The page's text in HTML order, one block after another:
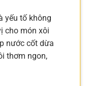
yếu tố không
cho món xôi
nước cốt dừa
thơm ngon,